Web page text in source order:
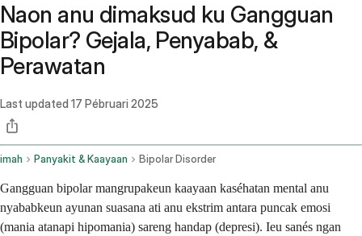
Naon anu dimaksud ku Gangguan
Bipolar? Gejala, Penyabab, &
Perawatan
Last updated 17 Pébruari 2025
imah Panyakit & Kaayaan Bipolar Disorder
Gangguan bipolar mangrupakeun kaayaan kaséhatan mental anu
nyababkeun ayunan suasana ati anu ekstrim antara puncak emosi
(mania atanapi hipomania) sareng handap (depresi). Ieu sanés ngan